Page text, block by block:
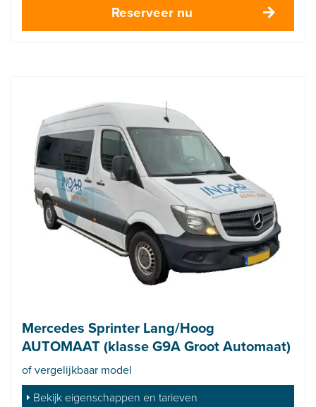
Reserveer nu
Mercedes Sprinter Lang/Hoog
AUTOMAAT (klasse G9A Groot Automaat)
of vergelijkbaar model
Bekijk eigenschappen en tarieven